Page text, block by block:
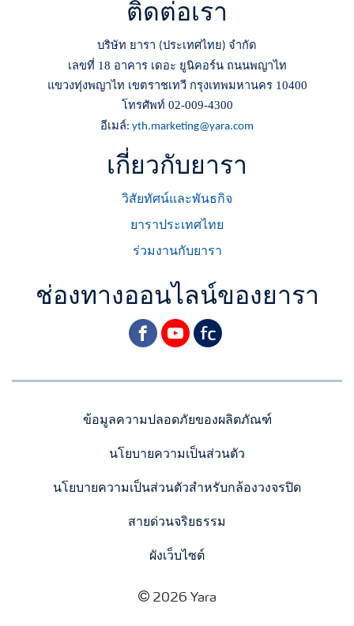
ติดต่อเรา
บริษัท ยารา (ประเทศไทย) จำกัด
เลขที่ 18 อาคาร เดอะ ยูนิคอร์น ถนนพญาไท
แขวงทุ่งพญาไท เขตราชเทวี กรุงเทพมหานคร 10400
โทรศัพท์ 02-009-4300
อีเมล์: yth.marketing@yara.com
เกี่ยวกับยารา
วิสัยทัศน์และพันธกิจ
ยาราประเทศไทย
ร่วมงานกับยารา
ช่องทางออนไลน์ของยารา
facebookyoutube
yara
ข้อมูลความปลอดภัยของผลิตภัณฑ์
นโยบายความเป็นส่วนตัว
นโยบายความเป็นส่วนตัวสำหรับกล้องวงจรปิด
สายด่วนจริยธรรม
ผังเว็บไซต์
2026 Yara